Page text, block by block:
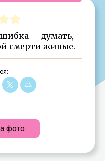
— думать,
смерти живые.
фото